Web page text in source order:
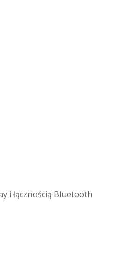
i łącznością Bluetooth